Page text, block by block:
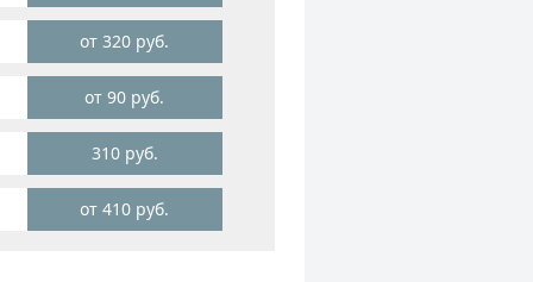
от 320 руб.
от 90 руб.
310 руб.
от 410 руб.